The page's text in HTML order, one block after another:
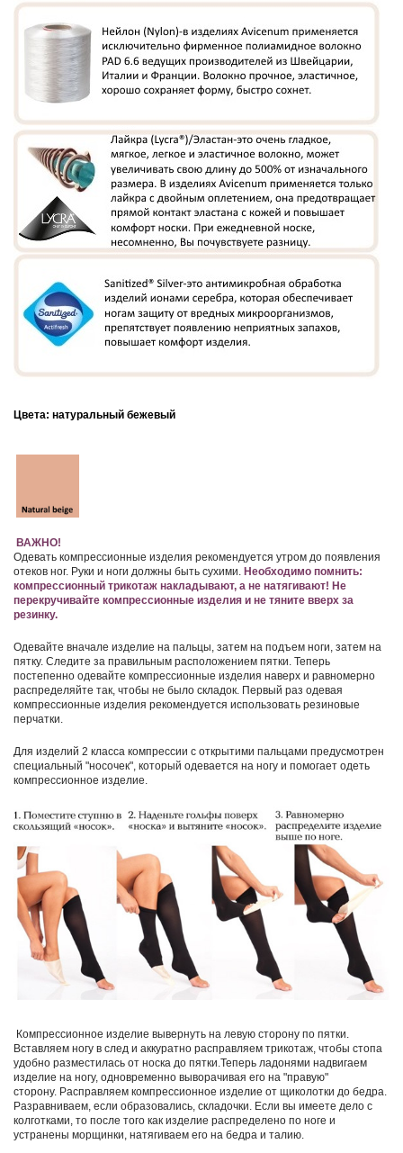
Цвета: натуральный бежевый
ВАЖНО!
Одевать компрессионные изделия рекомендуется утром до появления
отеков ног. Руки и ноги должны быть сухими. Необходимо помнить:
компрессионный трикотаж накладывают, а не натягивают! Не
перекручивайте компрессионные изделия и не тяните вверх за
резинку.
Одевайте вначале изделие на пальцы, затем на подъем ноги, затем на
пятку. Следите за правильным расположением пятки. Теперь
постепенно одевайте компрессионные изделия наверх и равномерно
распределяйте так, чтобы не было складок. Первый раз одевая
компрессионные изделия рекомендуется использовать резиновые
перчатки.
Для изделий 2 класса компрессии с открытими пальцами предусмотрен
специальный "носочек", который одевается на ногу и помогает одеть
компрессионное изделие.
Компрессионное изделие вывернуть на левую сторону по пятки.
Вставляем ногу в след и аккуратно расправляем трикотаж, чтобы стопа
удобно разместилась от носка до пятки.Теперь ладонями надвигаем
изделие на ногу, одновременно выворачивая его на "правую"
сторону. Расправляем компрессионное изделие от щиколотки до бедра.
Разравниваем, если образовались, складочки. Если вы имеете дело с
колготками, то после того как изделие распределено по ноге и
устранены морщинки, натягиваем его на бедра и талию.